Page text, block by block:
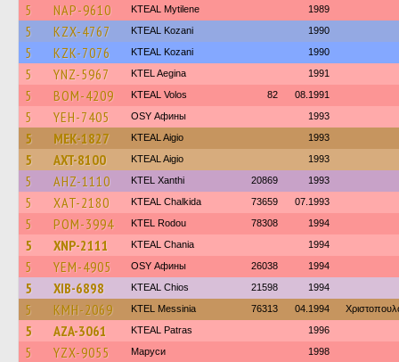
5 NAP-9610 KTEAL Mytilene 1989
5 KZX-4767 KTEAL Kozani 1990
5 KZK-7076 KTEAL Kozani 1990
5 YNZ-5967 KTEL Aegina 1991
5 BOM-4209 KTEAL Volos 82 08.1991
5 YEH-7405 OSY Афины 1993
5 MEK-1827 KTEAL Aigio 1993
5 AXT-8100 KTEAL Aigio 1993
5 AHZ-1110 KTEL Xanthi 20869 1993
5 XAT-2180 KTEAL Chalkida 73659 07.1993
5 POM-3994 ΚΤΕL Rodou 78308 1994
5 XNP-2111 KTEAL Chania 1994
5 YEM-4905 OSY Афины 26038 1994
5 XIB-6898 KTEAL Chios 21598 1994
5 KMH-2069 KTEL Messinia 76313 04.1994
5 AZA-3061 KTEAL Patras 1996
5 YZX-9055 Маруси 1998